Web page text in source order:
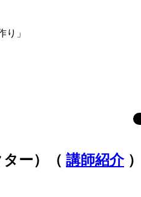
」
ー）（ 講師紹介）